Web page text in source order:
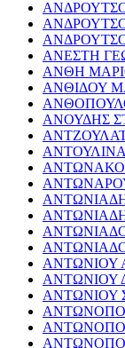
ΑΝΕΣΤΗ
ΑΝΘΗ
ΑΝΘΙΔΟΥ
ΑΝΟΥΔΗΣ
ΑΝΤΩΝΙΟΥ
ΑΝΤΩΝΙΟΥ
ΑΝΤΩΝΙΟΥ